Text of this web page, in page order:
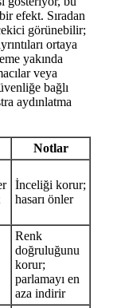
efekt. Sıradan
görünebilir;
ortaya
yakında
veya
bağlı
aydınlatma
Notlar
İnceliği korur;
hasarı önler
Renk
doğruluğunu
korur;
parlamayı en
aza indirir